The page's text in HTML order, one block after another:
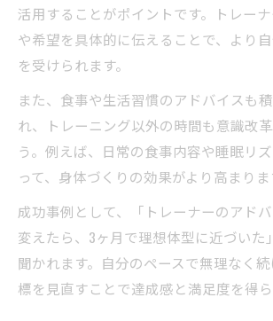
活用することがポイントです。トレー
や希望を具体的に伝えることで、より
を受けられます。
また、食事や生活習慣のアドバイスも
れ、トレーニング以外の時間も意識改
う。例えば、日常の食事内容や睡眠リ
って、身体づくりの効果がより高まりま
成功事例として、「トレーナーのアド
変えたら、3ヶ月で理想体型に近づいた
聞かれます。自分のペースで無理なく
標を見直すことで達成感と満足度を得ら